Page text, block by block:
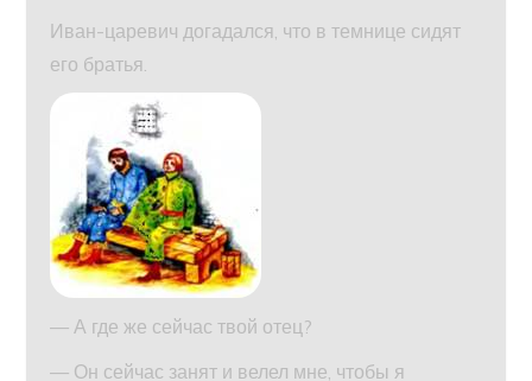
Иван-царевич догадался, что в темнице сидят
его братья.
— А где же сейчас твой отец?
— Он сейчас занят и велел мне, чтобы я